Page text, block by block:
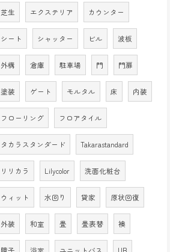
芝生 エクステリア カウンター
シート シャッター ビル 波板
外構 倉庫 駐車場 門 門扉
塗装 ゲート モルタル 床 内装
フローリング フロアタイル
タカラスタンダード Takarastandard
リリカラ Lilycolor 洗面化粧台
ウィット 水回り 貸家 原状回復
外装 和室 畳 畳表替 襖